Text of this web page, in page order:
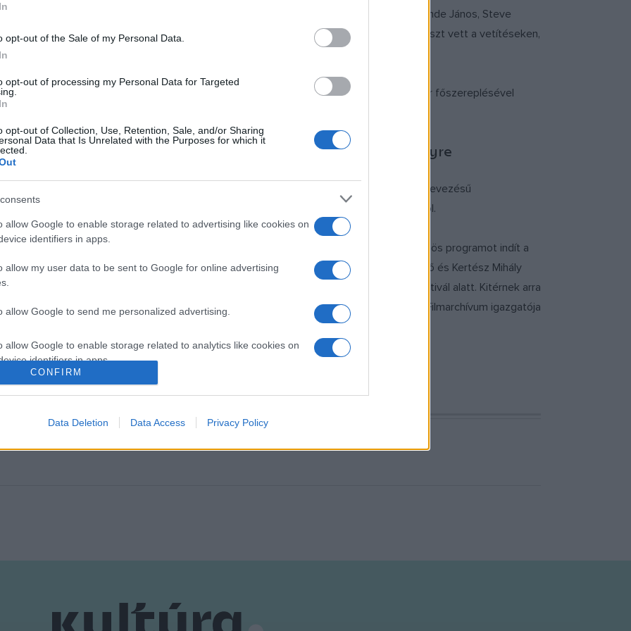
opt-out of the Sale of my Personal Data.
opt-out of processing my Personal Data for Targeted
opt-out of Collection, Use, Retention, Sale, and/or Sharing
Data that Is Unrelated with the Purposes for which it
allow Google to enable storage related to advertising like cookies on
identifiers in apps.
allow my user data to be sent to Google for online advertising
allow Google to send me personalized advertising.
allow Google to enable storage related to analytics like cookies on
identifiers in apps.
allow Google to enable storage related to functionality of the website
CONFIRM
Data Deletion Data Access Privacy Policy
András Ferenc, Bánsági Ildikó, Bleier Edit, Kő Edit, Elek Judit, Galambos Erzsi, Kende János, Steve
Béla, Enyedi Ildikó, Bacsó Zoltán, Varga György, Ragályi Elemér és Ullmann Mónika is részt vett a vetítéseken,
a közönséggel.
forrón szereti, A vád tanúja
az Alain Delon és Romy Schneider főszereplésével
készült dokumentumfilm, valamint Kertész Mihály filmjei.
és filmintézet vezető munkatársa érkezett az eseményre
hogy bemutassa a programba küldött filmjeit, továbbá a Budapest Classics Lab elnevezésű
klasszikus filmek restaurálásáról, terjesztéséről és az oktatásban való felhasználásáról.
a magyar filmörökségből a Pathé gyűjteményében fellelhető anyagok felkutatására közös programot indít a
Kongresszusi könyvtár gyűjteményében pedig eddig elveszettnek hitt, Janovics Jenő és Kertész Mihály
hazahozataláról és a további magyar filmek felkutatásáról állapodtak meg a fesztivál alatt. Kitérnek arra
Szövetségének vezetőségi tagjai, köztük Ráduly György, a Nemzeti Filmintézet – Filmarchívum igazgatója
tervekről.